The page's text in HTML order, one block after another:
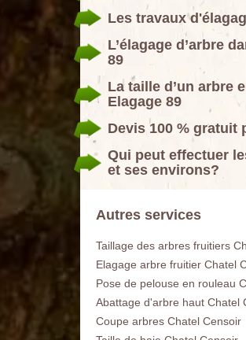
Les travaux
L’élagage d’arbre
89
La taille d’un arbre
Elagage 89
Devis 100 % gratuit
Qui peut effectuer
et ses environs?
Autres services
Taillage des arbres fruitiers
Elagage arbre fruitier Chatel
Pose de pelouse en rouleau
Abattage d'arbre haut Chatel
Coupe arbres Chatel Censoir